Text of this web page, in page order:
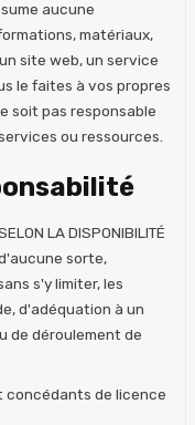
aucune
matériaux,
site web, un service
le faites à vos propres
soit pas responsable
ou ressources.
LA DISPONIBILITÉ
sorte,
s'y limiter, les
d'adéquation à un
de déroulement de
concédants de licence